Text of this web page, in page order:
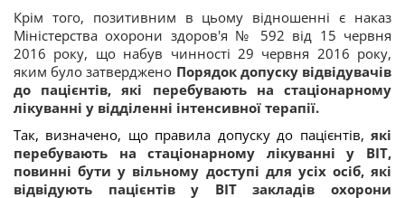
Крім того, позитивним в цьому відношенні є наказ
Міністерства охорони здоров'я № 592 від 15 червня
2016 року, що набув чинності 29 червня 2016 року,
яким було затверджено Порядок допуску відвідувачів
до пацієнтів, які перебувають на стаціонарному
лікуванні у відділенні інтенсивної терапії.
Так, визначено, що правила допуску до пацієнтів,які
перебувають на стаціонарному лікуванні у ВІТ,
повинні бути у вільному доступі для усіх осіб, які
відвідують пацієнтів у ВІТ закладів охорони